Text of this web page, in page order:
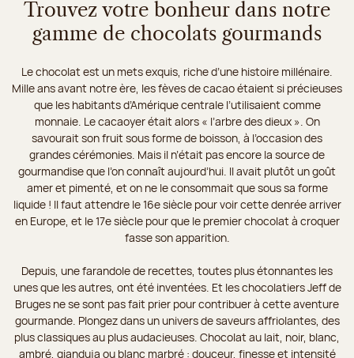
Trouvez votre bonheur dans notre
gamme de chocolats gourmands
Le chocolat est un mets exquis, riche d’une histoire millénaire.
Mille ans avant notre ère, les fèves de cacao étaient si précieuses
que les habitants d’Amérique centrale l’utilisaient comme
monnaie. Le cacaoyer était alors « l’arbre des dieux ». On
savourait son fruit sous forme de boisson, à l’occasion des
grandes cérémonies. Mais il n’était pas encore la source de
gourmandise que l’on connaît aujourd’hui. Il avait plutôt un goût
amer et pimenté, et on ne le consommait que sous sa forme
liquide ! Il faut attendre le 16e siècle pour voir cette denrée arriver
en Europe, et le 17e siècle pour que le premier chocolat à croquer
fasse son apparition.
Depuis, une farandole de recettes, toutes plus étonnantes les
unes que les autres, ont été inventées. Et les chocolatiers Jeff de
Bruges ne se sont pas fait prier pour contribuer à cette aventure
gourmande. Plongez dans un univers de saveurs affriolantes, des
plus classiques au plus audacieuses. Chocolat au lait, noir, blanc,
ambré, gianduja ou blanc marbré : douceur, finesse et intensité